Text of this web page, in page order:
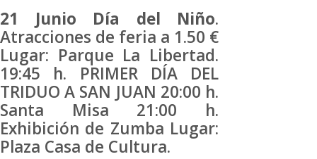
21 Junio Día del Niño.
Atracciones de feria a 1.50 €
Lugar: Parque La Libertad.
19:45 h. PRIMER DÍA DEL
TRIDUO A SAN JUAN 20:00 h.
Santa Misa 21:00 h.
Exhibición de Zumba Lugar:
Plaza Casa de Cultura.